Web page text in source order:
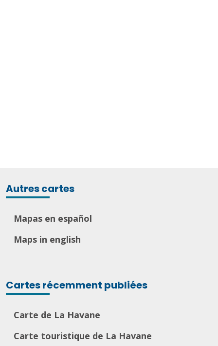
Autres cartes
Mapas en español
Maps in english
Cartes récemment publiées
Carte de La Havane
Carte touristique de La Havane